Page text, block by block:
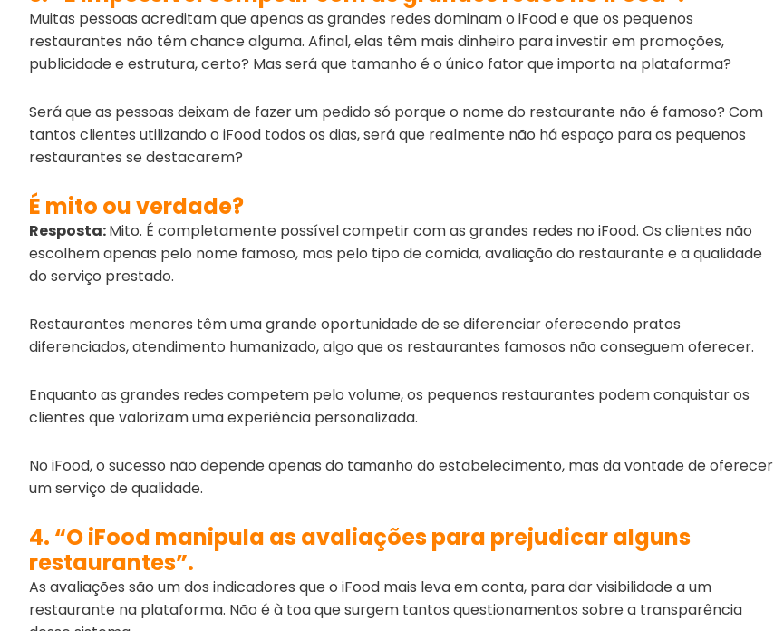
Muitas pessoas acreditam que apenas as grandes redes dominam o iFood e que os pequenos
restaurantes não têm chance alguma. Afinal, elas têm mais dinheiro para investir em promoções,
publicidade e estrutura, certo? Mas será que tamanho é o único fator que importa na plataforma?
Será que as pessoas deixam de fazer um pedido só porque o nome do restaurante não é famoso? Com
tantos clientes utilizando o iFood todos os dias, será que realmente não há espaço para os pequenos
restaurantes se destacarem?
É mito ou verdade?
Resposta:Mito. É completamente possível competir com as grandes redes no iFood. Os clientes não
escolhem apenas pelo nome famoso, mas pelo tipo de comida, avaliação do restaurante e a qualidade
do serviço prestado.
Restaurantes menores têm uma grande oportunidade de se diferenciar oferecendo pratos
diferenciados, atendimento humanizado, algo que os restaurantes famosos não conseguem oferecer.
Enquanto as grandes redes competem pelo volume, os pequenos restaurantes podem conquistar os
clientes que valorizam uma experiência personalizada.
No iFood, o sucesso não depende apenas do tamanho do estabelecimento, mas da vontade de oferecer
um serviço de qualidade.
4. “O iFood manipula as avaliações para prejudicar alguns
restaurantes”.
As avaliações são um dos indicadores que o iFood mais leva em conta, para dar visibilidade a um
restaurante na plataforma. Não é à toa que surgem tantos questionamentos sobre a transparência